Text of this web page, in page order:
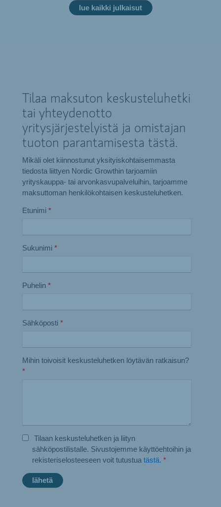
lue kaikki julkaisut
Tilaa maksuton keskusteluhetki
tai yhteydenotto
yritysjärjestelyistä ja omistajan
tuoton parantamisesta tästä.
Mikäli olet kiinnostunut yksityiskohtaisemmasta
tiedosta liittyen Nordic Growthin tarjoamiin
yrityskauppa- tai arvonkasvupalveluihin, tarjoamme
maksuttoman henkilökohtaisen keskusteluhetken.
Etunimi *
Sukunimi *
Puhelin *
Sähköposti *
Mihin toivoisit keskusteluhetken löytävän ratkaisun?
*
Tilaan keskusteluhetken ja liityn
sähköpostilistalle. Sivustojemme käyttöehtoihin ja
rekisteriselosteeseen voit tutustua tästä. *